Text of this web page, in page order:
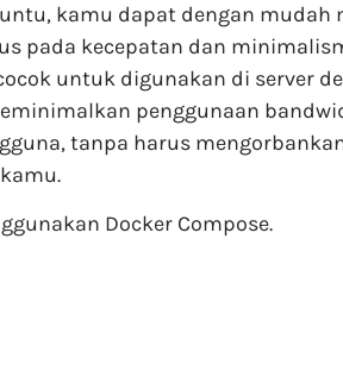
kamu dapat dengan
pada kecepatan dan
untuk digunakan di server
penggunaan
tanpa harus
Docker Compose.